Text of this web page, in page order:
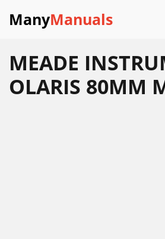
ManyManuals
MEADE
OLARIS 80MM